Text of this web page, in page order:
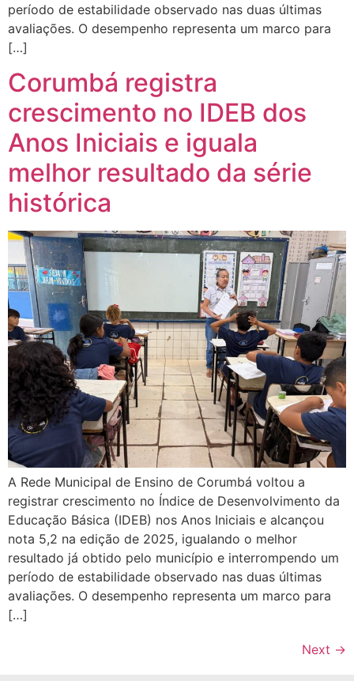
período de estabilidade observado nas duas últimas
avaliações. O desempenho representa um marco para
[…]
Corumbá registra
crescimento no IDEB dos
Anos Iniciais e iguala
melhor resultado da série
histórica
A Rede Municipal de Ensino de Corumbá voltou a
registrar crescimento no Índice de Desenvolvimento da
Educação Básica (IDEB) nos Anos Iniciais e alcançou
nota 5,2 na edição de 2025, igualando o melhor
resultado já obtido pelo município e interrompendo um
período de estabilidade observado nas duas últimas
avaliações. O desempenho representa um marco para
[…]
Next →